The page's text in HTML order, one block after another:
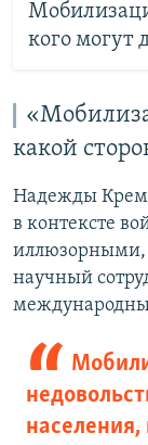
кого могут
какой
Надежды
в контексте
иллюзорными,
научный